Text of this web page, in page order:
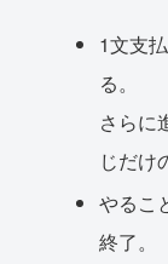
1文支
る。
さらに
じだけ
やるこ
終了。